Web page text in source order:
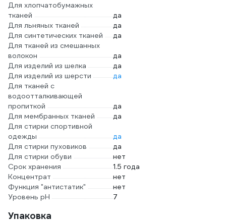
Для хлопчатобумажных
тканей
да
Для льняных тканей
да
Для синтетических тканей
да
Для тканей из смешанных
волокон
да
Для изделий из шелка
да
Для изделий из шерсти
да
Для тканей с
водоотталкивающей
пропиткой
да
Для мембранных тканей
да
Для стирки спортивной
одежды
да
Для стирки пуховиков
да
Для стирки обуви
нет
Срок хранения
1.5 года
Концентрат
нет
Функция "антистатик"
нет
Уровень рН
7
Упаковка